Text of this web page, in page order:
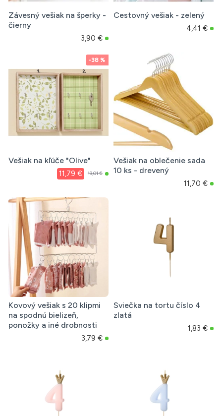
Závesný vešiak na šperky -
čierny
3,90 €
Cestovný vešiak - zelený
4,41 €
-38 %
Vešiak na kľúče "Olive"
11,79 € 19,01 €
Vešiak na oblečenie sada
10 ks - drevený
11,70 €
Kovový vešiak s 20 klipmi
na spodnú bielizeň,
ponožky a iné drobnosti
3,79 €
Sviečka na tortu číslo 4
zlatá
1,83 €